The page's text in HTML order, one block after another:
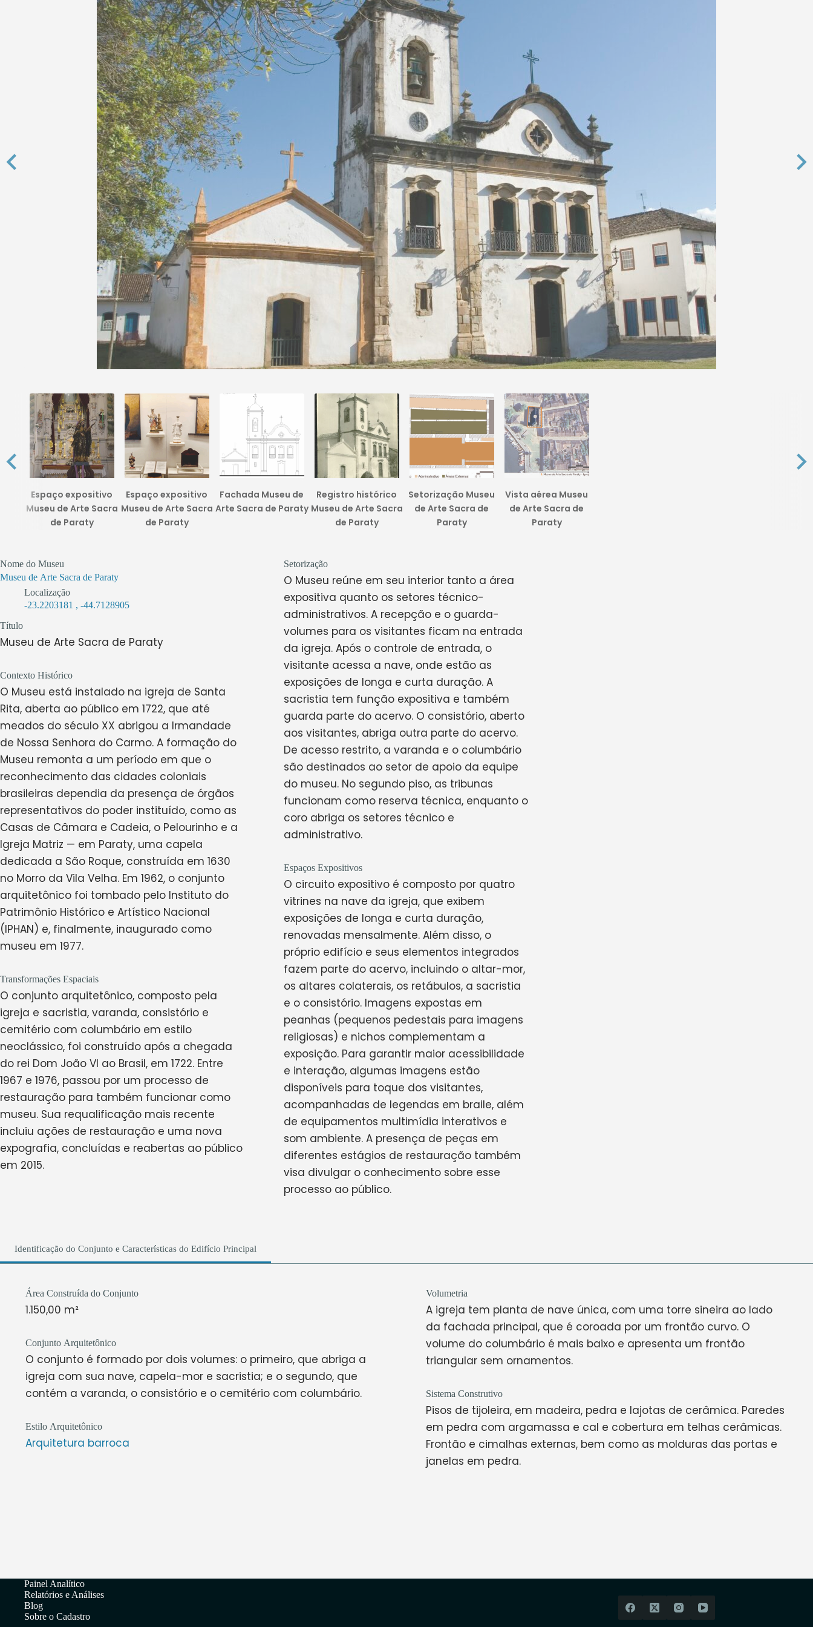
Espaço expositivo
Museu de Arte Sacra
de Paraty
Espaço expositivo
Museu de Arte Sacra
de Paraty
Fachada Museu de
Arte Sacra de Paraty
Registro histórico
Museu de Arte Sacra
de Paraty
Setorização Museu
de Arte Sacra de
Paraty
Vista aérea Museu
de Arte Sacra de
Paraty
Nome do Museu
Museu de Arte Sacra de Paraty
Localização
-23.2203181 , -44.7128905
Título
Museu de Arte Sacra de Paraty
Contexto Histórico
O Museu está instalado na igreja de Santa
Rita, aberta ao público em 1722, que até
meados do século XX abrigou a Irmandade
de Nossa Senhora do Carmo. A formação do
Museu remonta a um período em que o
reconhecimento das cidades coloniais
brasileiras dependia da presença de órgãos
representativos do poder instituído, como as
Casas de Câmara e Cadeia, o Pelourinho e a
Igreja Matriz — em Paraty, uma capela
dedicada a São Roque, construída em 1630
no Morro da Vila Velha. Em 1962, o conjunto
arquitetônico foi tombado pelo Instituto do
Patrimônio Histórico e Artístico Nacional
(IPHAN) e, finalmente, inaugurado como
museu em 1977.
Transformações Espaciais
O conjunto arquitetônico, composto pela
igreja e sacristia, varanda, consistório e
cemitério com columbário em estilo
neoclássico, foi construído após a chegada
do rei Dom João VI ao Brasil, em 1722. Entre
1967 e 1976, passou por um processo de
restauração para também funcionar como
museu. Sua requalificação mais recente
incluiu ações de restauração e uma nova
expografia, concluídas e reabertas ao público
em 2015.
Setorização
O Museu reúne em seu interior tanto a área
expositiva quanto os setores técnico-
administrativos. A recepção e o guarda-
volumes para os visitantes ficam na entrada
da igreja. Após o controle de entrada, o
visitante acessa a nave, onde estão as
exposições de longa e curta duração. A
sacristia tem função expositiva e também
guarda parte do acervo. O consistório, aberto
aos visitantes, abriga outra parte do acervo.
De acesso restrito, a varanda e o columbário
são destinados ao setor de apoio da equipe
do museu. No segundo piso, as tribunas
funcionam como reserva técnica, enquanto o
coro abriga os setores técnico e
administrativo.
Espaços Expositivos
O circuito expositivo é composto por quatro
vitrines na nave da igreja, que exibem
exposições de longa e curta duração,
renovadas mensalmente. Além disso, o
próprio edifício e seus elementos integrados
fazem parte do acervo, incluindo o altar-mor,
os altares colaterais, os retábulos, a sacristia
e o consistório. Imagens expostas em
peanhas (pequenos pedestais para imagens
religiosas) e nichos complementam a
exposição. Para garantir maior acessibilidade
e interação, algumas imagens estão
disponíveis para toque dos visitantes,
acompanhadas de legendas em braile, além
de equipamentos multimídia interativos e
som ambiente. A presença de peças em
diferentes estágios de restauração também
visa divulgar o conhecimento sobre esse
processo ao público.
Identificação do Conjunto e Características do Edifício Principal
Área Construída do Conjunto
1.150,00 m²
Conjunto Arquitetônico
O conjunto é formado por dois volumes: o primeiro, que abriga a
igreja com sua nave, capela-mor e sacristia; e o segundo, que
contém a varanda, o consistório e o cemitério com columbário.
Estilo Arquitetônico
Arquitetura barroca
Volumetria
A igreja tem planta de nave única, com uma torre sineira ao lado
da fachada principal, que é coroada por um frontão curvo. O
volume do columbário é mais baixo e apresenta um frontão
triangular sem ornamentos.
Sistema Construtivo
Pisos de tijoleira, em madeira, pedra e lajotas de cerâmica. Paredes
em pedra com argamassa e cal e cobertura em telhas cerâmicas.
Frontão e cimalhas externas, bem como as molduras das portas e
janelas em pedra.
Painel Analítico
Relatórios e Análises
Blog
Sobre o Cadastro